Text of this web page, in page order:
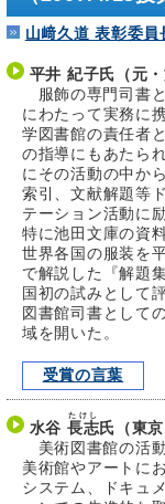
山﨑久道 表彰委員
平井 紀子氏（元
服飾の専門司書
にわたって実務に
学図書館の責任者
の指導にもあたら
にその活動の中か
索引、文献解題等
テーション活動に
特に池田文庫の資
世界各国の服装を
で解説した『解題
国初の試みとして
図書館司書として
域を開いた。
受賞の言葉
水谷 長志
たけし
氏（東
美術図書館の活
美術館やアートに
システム、ドキュ